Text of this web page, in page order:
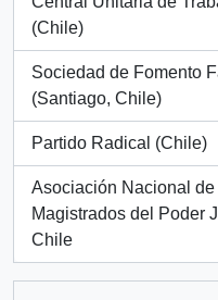
(Chile)
, 1 resultados
Sociedad de Fomento
(Santiago, Chile)
, 1 resultados
Partido Radical (Chile)
, 1 resultados
Asociación Nacional de
Magistrados del Poder
Chile
, 1 resultados